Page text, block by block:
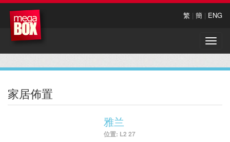
繁 | 簡 | ENG
Toggle
家居佈置
雅兰
位置: L2 27